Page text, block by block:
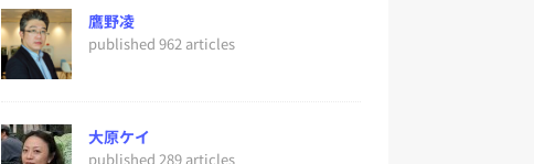
鷹野凌
published 962 articles
大原ケイ
published 289 articles